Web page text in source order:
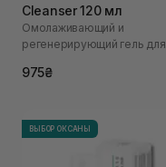
Cleanser 120 мл
Омолаживающий и
регенерирующий гель для
975₴
ВЫБОР ОКСАНЫ